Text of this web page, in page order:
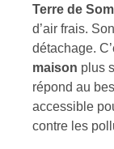
Terre de
d’air frais.
détachage.
maison plus
répond au
accessible
contre les